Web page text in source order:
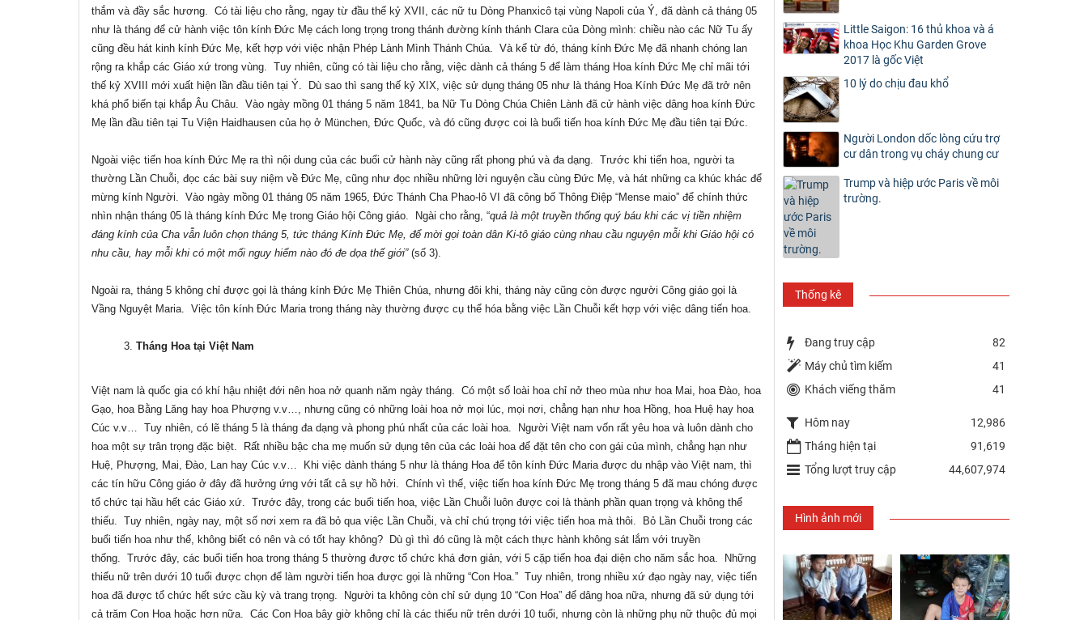
thắm và đầy sắc hương. Có tài liệu cho rằng, ngay từ đầu thế kỷ XVII, các nữ tu Dòng Phanxicô tại vùng Napoli của Ý, đã dành cả tháng 05
như là tháng để cử hành việc tôn kính Đức Mẹ cách long trọng trong thánh đường kính thánh Clara của Dòng mình: chiều nào các Nữ Tu ấy
cũng đều hát kinh kính Đức Mẹ, kết hợp với việc nhận Phép Lành Mình Thánh Chúa. Và kể từ đó, tháng kính Đức Mẹ đã nhanh chóng lan
rộng ra khắp các Giáo xứ trong vùng. Tuy nhiên, cũng có tài liệu cho rằng, việc dành cả tháng 5 để làm tháng Hoa kính Đức Mẹ chỉ mãi tới
thế kỷ XVIII mới xuất hiện lần đầu tiên tại Ý.
Dù sao thì sang thế kỷ XIX, việc sử dụng tháng 05 như là tháng Hoa Kính Đức Mẹ đã trở nên
khá phổ biến tại khắp Âu Châu. Vào ngày mồng 01 tháng 5 năm 1841, ba Nữ Tu Dòng Chúa Chiên Lành đã cử hành việc dâng hoa kính Đức
Mẹ lần đầu tiên tại Tu Viện Haidhausen của họ ở München, Đức Quốc, và đó cũng được coi là buổi tiến hoa kính Đức Mẹ đầu tiên tại Đức.
Ngoài việc tiến hoa kính Đức Mẹ ra thì nội dung của các buổi cử hành này cũng rất phong phú và đa dạng. Trước khi tiến hoa, người ta
thường Lần Chuỗi, đọc các bài suy niệm về Đức Mẹ, cũng như đọc nhiều những lời nguyện cầu cùng Đức Mẹ, và hát những ca khúc khác để
mừng kính Người. Vào ngày mồng 01 tháng 05 năm 1965, Đức Thánh Cha Phao-lô VI đã công bố Thông Điệp “Mense maio” để chính thức
nhìn nhận tháng 05 là tháng kính Đức Mẹ trong Giáo hội Công giáo.
Ngài cho rằng, “quả là một truyền thống quý báu khi các vị tiền nhiệm
đáng kính của Cha vẫn luôn chọn tháng 5, tức tháng Kính Đức Mẹ, để mời gọi toàn dân Ki-tô giáo cùng nhau cầu nguyện mỗi khi Giáo hội có
nhu cầu, hay mỗi khi có một mối nguy hiểm nào đó đe dọa thế giới”(số 3).
Ngoài ra, tháng 5 không chỉ được gọi là tháng kính Đức Mẹ Thiên Chúa, nhưng đôi khi, tháng này cũng còn được người Công giáo gọi là
Vầng Nguyệt Maria. Việc tôn kính Đức Maria trong tháng này thường được cụ thể hóa bằng việc Lần Chuỗi kết hợp với việc dâng tiến hoa.
Tháng Hoa tại Việt Nam
Việt nam là quốc gia có khí hậu nhiệt đới nên hoa nở quanh năm ngày tháng. Có một số loài hoa chỉ nở theo mùa như hoa Mai, hoa Đào, hoa
Gạo, hoa Bằng Lăng hay hoa Phượng v.v…, nhưng cũng có những loài hoa nở mọi lúc, mọi nơi, chẳng hạn như hoa Hồng, hoa Huệ hay hoa
Cúc v.v… Tuy nhiên, có lẽ tháng 5 là tháng đa dạng và phong phú nhất của các loài hoa.
Người Việt nam vốn rất yêu hoa và luôn dành cho
hoa một sự trân trọng đặc biệt.
Rất nhiều bậc cha mẹ muốn sử dụng tên của các loài hoa để đặt tên cho con gái của mình, chẳng hạn như
Huệ, Phượng, Mai, Đào, Lan hay Cúc v.v…
Khi việc dành tháng 5 như là tháng Hoa để tôn kính Đức Maria được du nhập vào Việt nam, thì
các tín hữu Công giáo ở đây đã hưởng ứng với tất cả sự hồ hởi. Chính vì thế, việc tiến hoa kính Đức Mẹ trong tháng 5 đã mau chóng được
tổ chức tại hầu hết các Giáo xứ. Trước đây, trong các buổi tiến hoa, việc Lần Chuỗi luôn được coi là thành phần quan trọng và không thể
thiếu. Tuy nhiên, ngày nay, một số nơi xem ra đã bỏ qua việc Lần Chuỗi, và chỉ chú trọng tới việc tiến hoa mà thôi.
Bỏ Lần Chuỗi trong các
buổi tiến hoa như thế, không biết có nên và có tốt hay không?
Dù gì thì đó cũng là một cách thực hành không sát lắm với truyền
thống. Trước đây, các buổi tiến hoa trong tháng 5 thường được tổ chức khá đơn giản, với 5 cặp tiến hoa đại diện cho năm sắc hoa.
Những
thiếu nữ trên dưới 10 tuổi được chọn để làm người tiến hoa được gọi là những “Con Hoa.” Tuy nhiên, trong nhiều xứ đạo ngày nay, việc tiến
hoa đã được tổ chức hết sức cầu kỳ và trang trọng.
Người ta không còn chỉ sử dụng 10 “Con Hoa” để dâng hoa nữa, nhưng đã sử dụng tới
cả trăm Con Hoa hoặc hơn nữa. Các Con Hoa bây giờ không chỉ là các thiếu nữ trên dưới 10 tuổi, nhưng còn là những phụ nữ thuộc đủ mọi
Little Saigon: 16 thủ khoa và á
khoa Học Khu Garden Grove
2017 là gốc Việt
10 lý do chịu đau khổ
Người London dốc lòng cứu trợ
cư dân trong vụ cháy chung cư
Trump và hiệp ước Paris về môi
trường.
Thống kê
Đang truy cập
82
Máy chủ tìm kiếm
41
Khách viếng thăm
41
Hôm nay
12,986
Tháng hiện tại
91,619
Tổng lượt truy cập
44,607,974
Hình ảnh mới